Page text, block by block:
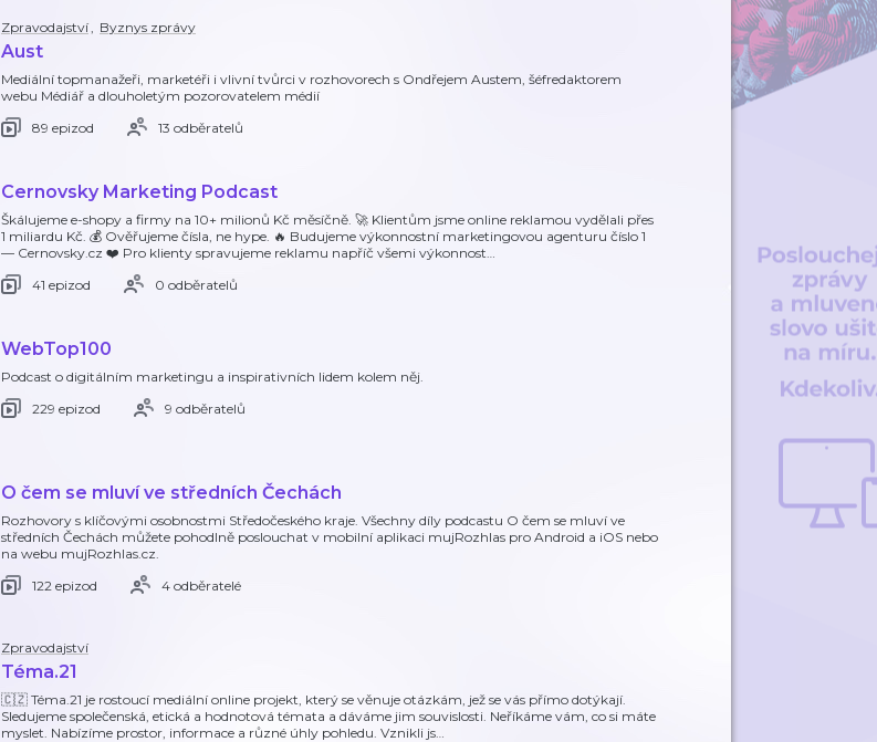
Zpravodajství, Byznys zprávy
Aust
Mediální topmanažeři, marketéři i vlivní tvůrci v rozhovorech s Ondřejem Austem, šéfredaktorem
webu Médiář a dlouholetým pozorovatelem médií
89 epizod
13 odběratelů
Cernovsky Marketing Podcast
Škálujeme e-shopy a firmy na 10+ milionů Kč měsíčně. 🚀 Klientům jsme online reklamou vydělali přes
1 miliardu Kč. 💰 Ověřujeme čísla, ne hype. 🔥 Budujeme výkonnostní marketingovou agenturu číslo 1
— Cernovsky.cz ❤️ Pro klienty spravujeme reklamu napříč všemi výkonnost…
41 epizod
0 odběratelů
WebTop100
Podcast o digitálním marketingu a inspirativních lidem kolem něj.
229 epizod
9 odběratelů
O čem se mluví ve středních Čechách
Rozhovory s klíčovými osobnostmi Středočeského kraje. Všechny díly podcastu O čem se mluví ve
středních Čechách můžete pohodlně poslouchat v mobilní aplikaci mujRozhlas pro Android a iOS nebo
na webu mujRozhlas.cz.
122 epizod
4 odběratelé
Zpravodajství
Téma.21
🇨🇿 Téma.21 je rostoucí mediální online projekt, který se věnuje otázkám, jež se vás přímo dotýkají.
Sledujeme společenská, etická a hodnotová témata a dáváme jim souvislosti. Neříkáme vám, co si máte
myslet. Nabízíme prostor, informace a různé úhly pohledu. Vznikli js…